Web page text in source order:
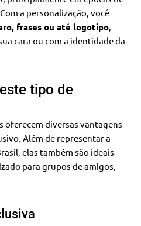
a personalização, você
frases ou até logotipo,
cara ou com a identidade da
tipo de
oferecem diversas vantagens
Além de representar a
elas também são ideais
para grupos de amigos,